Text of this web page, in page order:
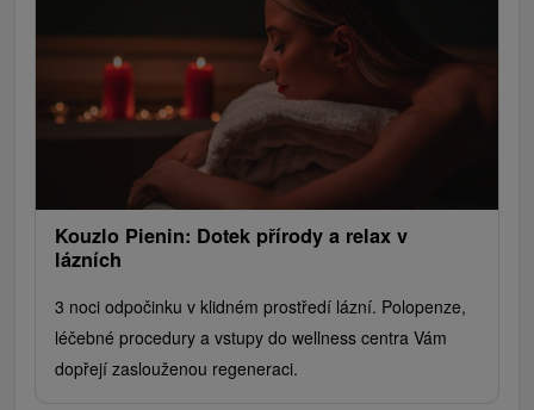
Kouzlo Pienin: Dotek přírody a relax v
lázních
3 noci odpočinku v klidném prostředí lázní. Polopenze,
léčebné procedury a vstupy do wellness centra Vám
dopřejí zaslouženou regeneraci.